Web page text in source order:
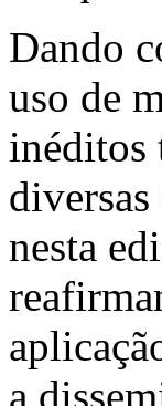
Dando
uso de
inéditos
nesta
a